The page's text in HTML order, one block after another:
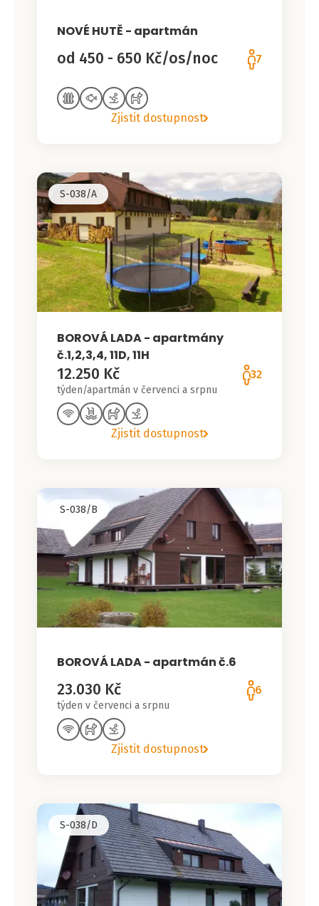
NOVÉ HUTĚ - apartmán
od 450 - 650 Kč/os/noc 7
Zjistit dostupnost
S-038/A
BOROVÁ LADA - apartmány
č.1,2,3,4, 11D, 11H
12.250 Kč
týden/apartmán v červenci a srpnu
32
Zjistit dostupnost
S-038/B
BOROVÁ LADA - apartmán č.6
23.030 Kč
týden v červenci a srpnu
6
Zjistit dostupnost
S-038/D